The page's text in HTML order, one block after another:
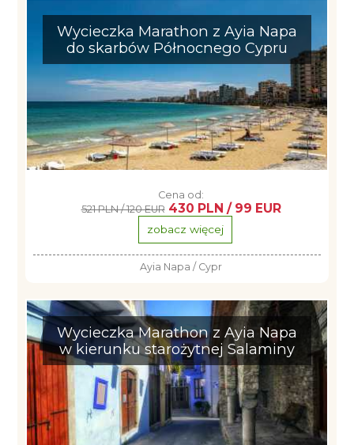
Wycieczka Marathon z Ayia Napa
do skarbów Północnego Cypru
Cena od:
521 PLN / 120 EUR 430 PLN / 99 EUR
zobacz więcej
Ayia Napa / Cypr
Wycieczka Marathon z Ayia Napa
w kierunku starożytnej Salaminy